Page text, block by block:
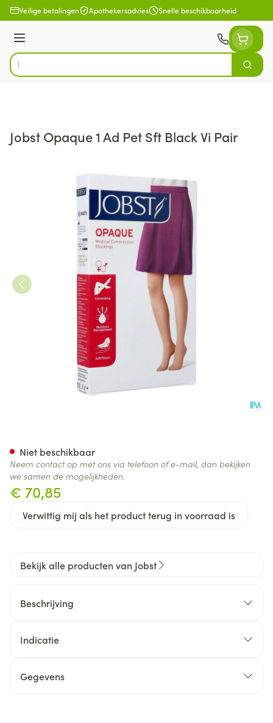
Ga naar de inhoud
Veilige betalingen Apothekersadvies Snelle beschikbaarheid
Menu
Product, merk, categorie...
Zoek
Jobst Opaque 1 Ad Pet Sft Black Vi Pair
€ 70,85
Verwittig mij als het product terug in voorraad is
Niet beschikbaar
Neem contact op met ons via telefoon of e-mail, dan bekijken
we samen de mogelijkheden.
Bekijk alle producten van Jobst
Beschrijving
Indicatie
Gegevens